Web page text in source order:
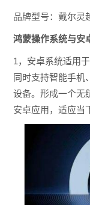
品牌型号：戴尔灵
鸿蒙操作系统与安
1，安卓系统适用
同时支持智能手机
设备。形成一个无
安卓应用，适应当